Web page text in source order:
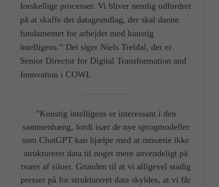
forskellige processer. Vi bliver nemlig udfordret
på at skaffe det datagrundlag, der skal danne
fundamentet for arbejdet med kunstig
intelligens.” Det siger Niels Treldal, der er
Senior Director for Digital Transformation and
Innovation i COWI.
”Kunstig intelligens er interessant i den
sammenhæng, fordi især de nye sprogmodeller
som ChatGPT kan hjælpe med at omsætte ikke
struktureret data til noget mere anvendeligt på
tværs af siloer. Grunden til at vi alligevel stadig
presser på for struktureret data skyldes, at vi får